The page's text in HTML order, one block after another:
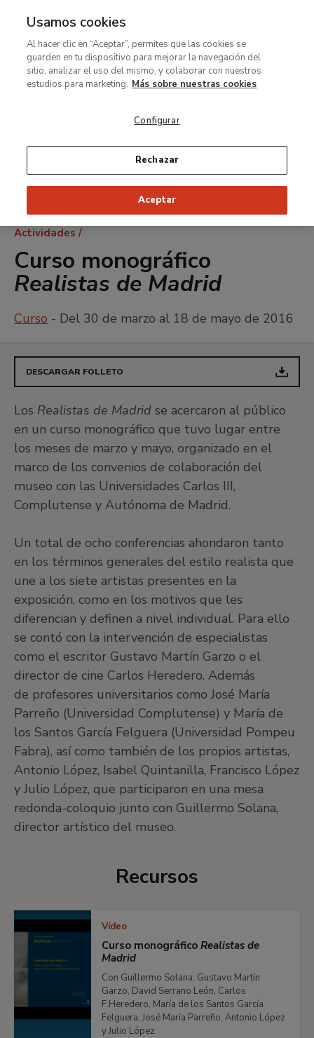
MENÚ
contenido
principal
Ruta
de
navegación
Actividades
Curso monográfico
Realistas de Madrid
Curso - Del 30 de marzo al 18 de mayo de 2016
DESCARGAR FOLLETO
Los Realistas de Madrid se acercaron al público
en un curso monográfico que tuvo lugar entre
los meses de marzo y mayo, organizado en el
marco de los convenios de colaboración del
museo con las Universidades Carlos III,
Complutense y Autónoma de Madrid.
Un total de ocho conferencias ahondaron tanto
en los términos generales del estilo realista que
une a los siete artistas presentes en la
exposición, como en los motivos que les
diferencian y definen a nivel individual. Para ello
se contó con la intervención de especialistas
como el escritor Gustavo Martín Garzo o el
director de cine Carlos Heredero. Además
de profesores universitarios como José María
Parreño (Universidad Complutense) y María de
los Santos García Felguera (Universidad Pompeu
Fabra), así como también de los propios artistas,
Antonio López, Isabel Quintanilla, Francisco López
y Julio López, que participaron en una mesa
redonda-coloquio junto con Guillermo Solana,
director artístico del museo.
Recursos
Vídeo
Curso monográfico Realistas de
Madrid
Con Guillermo Solana, Gustavo Martín
Garzo, David Serrano León, Carlos
F.Heredero, María de los Santos García
Felguera, José María Parreño, Antonio López
y Julio López
Usamos cookies
Al hacer clic en “Aceptar”, permites que las cookies se
guarden en tu dispositivo para mejorar la navegación del
sitio, analizar el uso del mismo, y colaborar con nuestros
estudios para marketing. Más sobre nuestras cookies
Configurar
Rechazar
Aceptar